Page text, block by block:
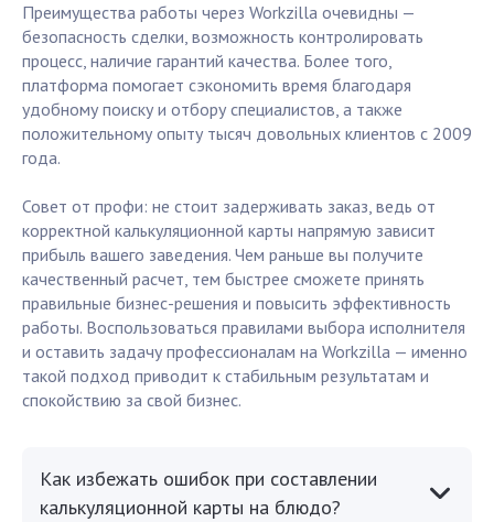
Преимущества работы через Workzilla очевидны —
безопасность сделки, возможность контролировать
процесс, наличие гарантий качества. Более того,
платформа помогает сэкономить время благодаря
удобному поиску и отбору специалистов, а также
положительному опыту тысяч довольных клиентов с 2009
года.
Совет от профи: не стоит задерживать заказ, ведь от
корректной калькуляционной карты напрямую зависит
прибыль вашего заведения. Чем раньше вы получите
качественный расчет, тем быстрее сможете принять
правильные бизнес-решения и повысить эффективность
работы. Воспользоваться правилами выбора исполнителя
и оставить задачу профессионалам на Workzilla — именно
такой подход приводит к стабильным результатам и
спокойствию за свой бизнес.
Как избежать ошибок при составлении
калькуляционной карты на блюдо?